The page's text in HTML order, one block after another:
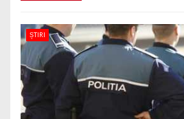
ȘTIRI